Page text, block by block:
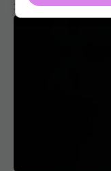
18 iul 2026, 11:00